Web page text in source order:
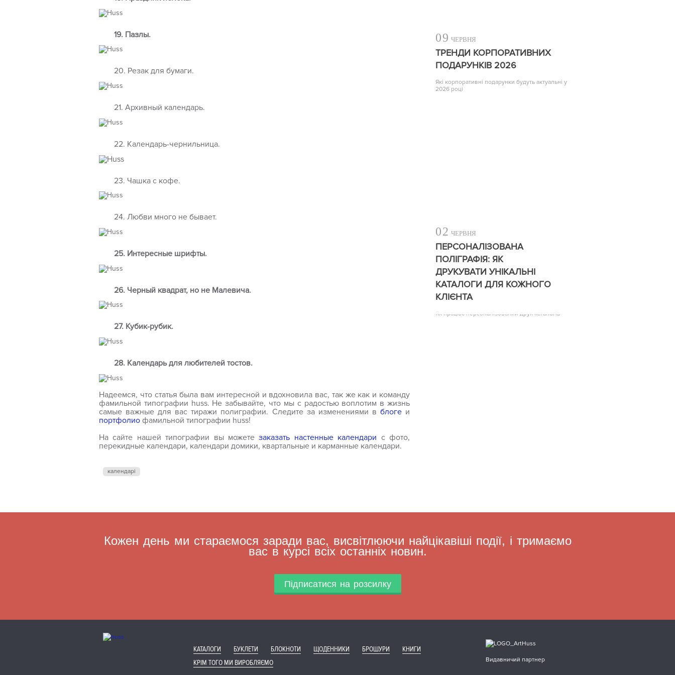
19. Пазлы.
20. Резак для бумаги.
21. Архивный календарь.
22. Календарь-чернильница.
23. Чашка с кофе.
24. Любви много не бывает.
25. Интересные шрифты.
26. Черный квадрат, но не Малевича.
27. Кубик-рубик.
28. Календарь для любителей тостов.
Надеемся, что статья была вам интересной и вдохновила вас, так же как и команду
фамильной типографии huss. Не забывайте, что мы с радостью воплотим в жизнь
самые важные для вас тиражи полиграфии. Следите за изменениями в блогеи
портфолио фамильной типографии huss!
На сайте нашей типографии вы можетезаказать настенные календари с фото,
перекидные календари, календари домики, квартальные и карманные календари.
календарі
09 ЧЕРВНЯ
ТРЕНДИ КОРПОРАТИВНИХ
ПОДАРУНКІВ 2026
Які корпоративні подарунки будуть актуальні у
2026 році
02 ЧЕРВНЯ
ПЕРСОНАЛІЗОВАНА
ПОЛІГРАФІЯ: ЯК
ДРУКУВАТИ УНІКАЛЬНІ
КАТАЛОГИ ДЛЯ КОЖНОГО
КЛІЄНТА
Як працює персоналізований друк каталогів
Кожен день ми стараємося заради вас, висвітлюючи найцікавіші події, і тримаємо
вас в курсі всіх останніх новин.
Підписатися на розсилку
КАТАЛОГИ БУКЛЕТИ БЛОКНОТИ ЩОДЕННИКИ БРОШУРИ
КНИГИ
КРІМ ТОГО МИ ВИРОБЛЯЄМО
Видавничий партнер